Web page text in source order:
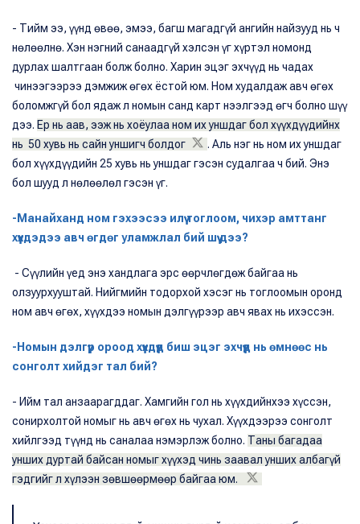
- Тийм ээ, үүнд өвөө, эмээ, багш магадгүй ангийн найзууд нь ч
нөлөөлнө. Хэн нэгний санаадгүй хэлсэн үг хүртэл номонд
дурлах шалтгаан болж болно. Харин эцэг эхчүүд нь чадах
чинээгээрээ дэмжиж өгөх ёстой юм. Ном худалдаж авч өгөх
боломжгүй бол ядаж л номын санд карт нээлгээд өгч болно шүү
дээ. Ер нь аав, ээж нь хоёулаа ном их уншдаг бол хүүхдүүдийнх
нь 50 хувь нь сайн уншигч болдог
. Аль нэг нь ном их уншдаг
бол хүүхдүүдийн 25 хувь нь уншдаг гэсэн судалгаа ч бий. Энэ
бол шууд л нөлөөлөл гэсэн үг.
-Манайханд ном гэхээсээ илүү тоглоом, чихэр амттанг
хүүхдэдээ авч өгдөг уламжлал бий шүү дээ?
- Сүүлийн үед энэ хандлага эрс өөрчлөгдөж байгаа нь
олзуурхууштай. Нийгмийн тодорхой хэсэг нь тоглоомын оронд
ном авч өгөх, хүүхдээ номын дэлгүүрээр авч явах нь ихэссэн.
-Номын дэлгүүр ороод хүүхдүүд биш эцэг эхчүүд нь өмнөөс нь
сонголт хийдэг тал бий?
- Ийм тал анзаарагддаг. Хамгийн гол нь хүүхдийнхээ хүссэн,
сонирхолтой номыг нь авч өгөх нь чухал. Хүүхдээрээ сонголт
хийлгээд түүнд нь саналаа нэмэрлэж болно. Таны багадаа
унших дуртай байсан номыг хүүхэд чинь заавал унших албагүй
гэдгийг л хүлээн зөвшөөрмөөр байгаа юм.